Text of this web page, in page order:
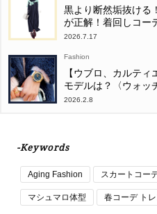
黒より断然垢抜ける
が正解！着回しコー
2026.7.17
Fashion
【ウブロ、カルテ
モデルは？〈ウォッ
2026.2.8
-Keywords
Aging Fashion スカートコー
マシュマロ体型 春コーデ ト